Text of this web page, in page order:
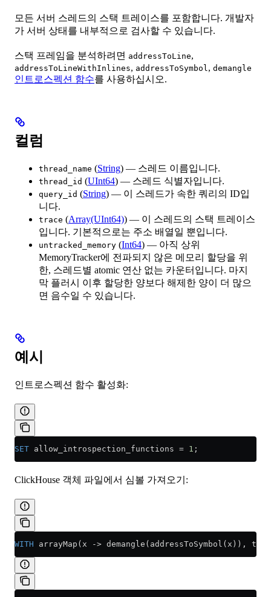
모든 서버 스레드의 스택 트레이스를 포함합니다. 개발자
가 서버 상태를 내부적으로 검사할 수 있습니다.
스택 프레임을 분석하려면 addressToLine,
addressToLineWithInlines, addressToSymbol, demangle
인트로스펙션 함수를 사용하십시오.
컬럼
thread_name (String) — 스레드 이름입니다.
thread_id (UInt64) — 스레드 식별자입니다.
query_id (String) — 이 스레드가 속한 쿼리의 ID입
니다.
trace (Array(UInt64)) — 이 스레드의 스택 트레이스
입니다. 기본적으로는 주소 배열일 뿐입니다.
untracked_memory (Int64) — 아직 상위
MemoryTracker에 전파되지 않은 메모리 할당을 위
한, 스레드별 atomic 연산 없는 카운터입니다. 마지
막 플러시 이후 할당한 양보다 해제한 양이 더 많으
면 음수일 수 있습니다.
예시
인트로스펙션 함수 활성화:
SET allow_introspection_functions = 1 ;
ClickHouse 객체 파일에서 심볼 가져오기:
WITH arrayMap(x -> demangle(addressToSymbol(x)),